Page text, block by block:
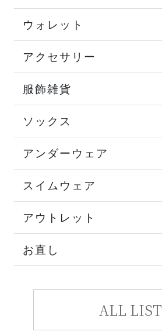
ウォレット
アクセサリー
服飾雑貨
ソックス
アンダーウェア
スイムウェア
アウトレット
お直し
ALL LIST